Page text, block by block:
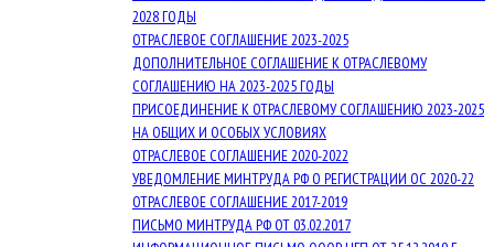
2028 ГОДЫ
ОТРАСЛЕВОЕ СОГЛАШЕНИЕ 2023-2025
ДОПОЛНИТЕЛЬНОЕ СОГЛАШЕНИЕ К ОТРАСЛЕВОМУ
СОГЛАШЕНИЮ НА 2023-2025 ГОДЫ
ПРИСОЕДИНЕНИЕ К ОТРАСЛЕВОМУ СОГЛАШЕНИЮ 2023-2025
НА ОБЩИХ И ОСОБЫХ УСЛОВИЯХ
ОТРАСЛЕВОЕ СОГЛАШЕНИЕ 2020-2022
УВЕДОМЛЕНИЕ МИНТРУДА РФ О РЕГИСТРАЦИИ ОС 2020-22
ОТРАСЛЕВОЕ СОГЛАШЕНИЕ 2017-2019
ПИСЬМО МИНТРУДА РФ ОТ 03.02.2017